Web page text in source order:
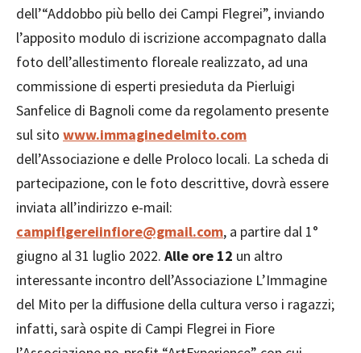
dell’“Addobbo più bello dei Campi Flegrei”, inviando
l’apposito modulo di iscrizione accompagnato dalla
foto dell’allestimento floreale realizzato, ad una
commissione di esperti presieduta da Pierluigi
Sanfelice di Bagnoli come da regolamento presente
sul sito www.immaginedelmito.com
dell’Associazione e delle Proloco locali. La scheda di
partecipazione, con le foto descrittive, dovrà essere
inviata all’indirizzo e-mail:
campiflgereiinfiore@gmail.com, a partire dal 1°
giugno al 31 luglio 2022. Alle ore 12 un altro
interessante incontro dell’Associazione L’Immagine
del Mito per la diffusione della cultura verso i ragazzi;
infatti, sarà ospite di Campi Flegrei in Fiore